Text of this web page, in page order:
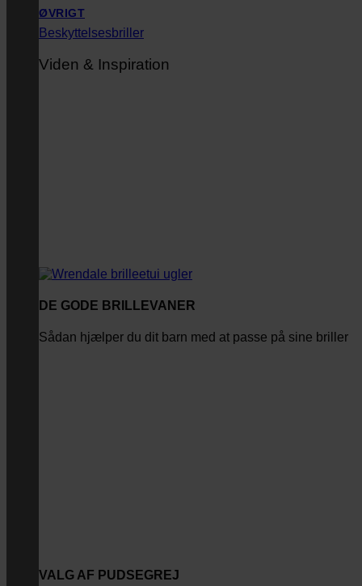
ØVRIGT
Beskyttelsesbriller
Viden & Inspiration
DE GODE BRILLEVANER
Sådan hjælper du dit barn med at passe på sine briller
VALG AF PUDSEGREJ